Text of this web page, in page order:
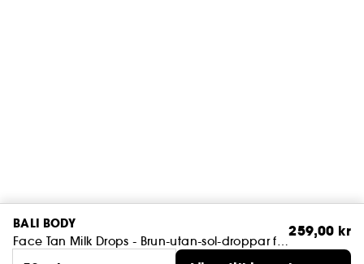
BALI BODY
Face Tan Milk Drops - Brun-utan-sol-droppar för ansiktet
259,00 kr